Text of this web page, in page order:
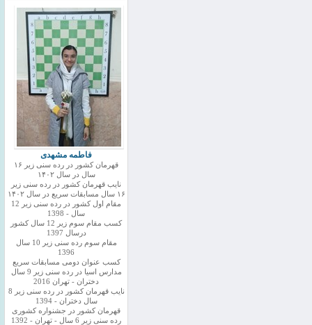
فاطمه مشهدی
قهرمان کشور در رده سنی زیر ۱۶
سال در سال ۱۴۰۲
نایب قهرمان کشور در رده سنی زیر
۱۶ سال مسابقات سریع در سال ۱۴۰۲
مقام اول کشور در رده سنی زیر 12
سال - 1398
کسب مقام سوم زیر 12 سال کشور
درسال 1397
مقام سوم رده سنی زیر 10 سال
1396
کسب عنوان دومی مسابقات سریع
مدارس اسیا در رده سنی زیر 9 سال
دختران - تهران 2016
نایب قهرمان کشور در رده سنی زیر 8
سال دختران - 1394
قهرمان کشور در جشنواره کشوری
رده سنی زیر 6 سال - تهران - 1392